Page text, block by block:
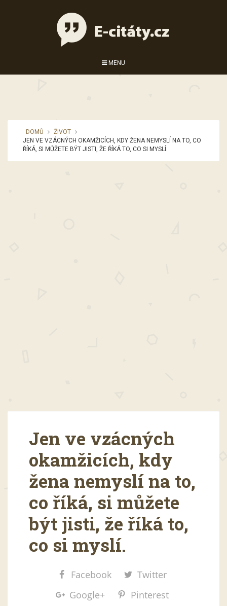
MENU
DOMŮ
ŽIVOT
JEN VE VZÁCNÝCH OKAMŽICÍCH, KDY ŽENA NEMYSLÍ NA TO, CO
ŘÍKÁ, SI MŮŽETE BÝT JISTI, ŽE ŘÍKÁ TO, CO SI MYSLÍ.
Jen ve vzácných
okamžicích, kdy
žena nemyslí na to,
co říká, si můžete
být jisti, že říká to,
co si myslí.
Facebook
Twitter
Google+
Pinterest